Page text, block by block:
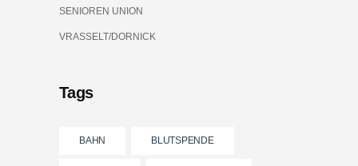
SENIOREN UNION
VRASSELT/DORNICK
Tags
BAHN BLUTSPENDE